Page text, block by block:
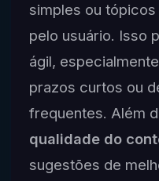
simples ou
pelo usuário. Isso
ágil,
prazos curtos ou
frequentes. Além
qualidade do
sugestões de